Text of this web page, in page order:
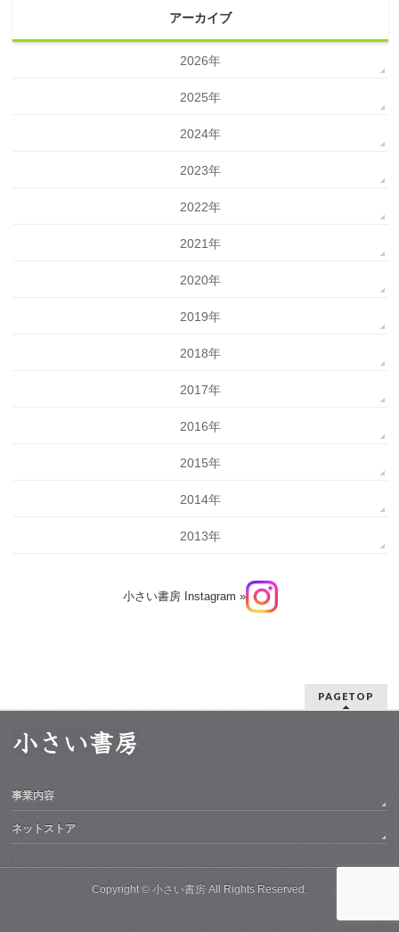
アーカイブ
2026年
2025年
2024年
2023年
2022年
2021年
2020年
2019年
2018年
2017年
2016年
2015年
2014年
2013年
小さい書房 Instagram »
PAGETOP
事業内容
ネットストア
Copyright © 小さい書房All Rights Reserved.